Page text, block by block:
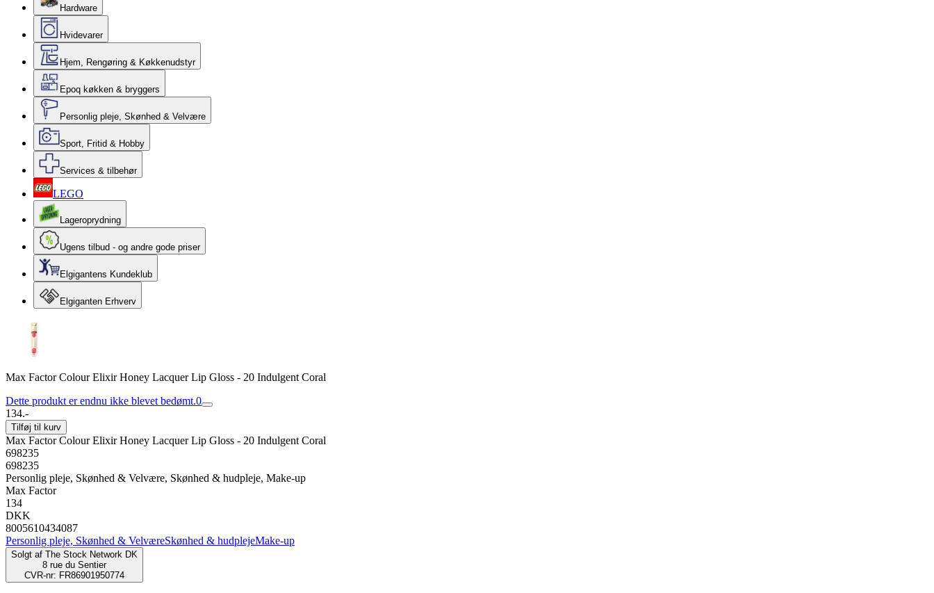
Hardware
Hvidevarer
Hjem, Rengøring & Køkkenudstyr
Epoq køkken & bryggers
Personlig pleje, Skønhed & Velvære
Sport, Fritid & Hobby
Services & tilbehør
LEGO
Lageroprydning
Ugens tilbud - og andre gode priser
Elgigantens Kundeklub
Elgiganten Erhverv
Max Factor Colour Elixir Honey Lacquer Lip Gloss - 20 Indulgent Coral
Dette produkt er endnu ikke blevet bedømt.0
134.-
Tilføj til kurv
Max Factor Colour Elixir Honey Lacquer Lip Gloss - 20 Indulgent Coral
698235
698235
Personlig pleje, Skønhed & Velvære, Skønhed & hudpleje, Make-up
Max Factor
134
DKK
8005610434087
Personlig pleje, Skønhed & VelværeSkønhed & hudplejeMake-up
Solgt af The Stock Network DK
8 rue du Sentier
CVR-nr: FR86901950774